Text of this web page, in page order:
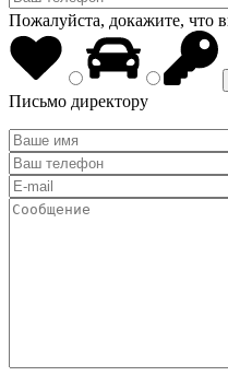
Пожалуйста, докажите, что
Письмо директору